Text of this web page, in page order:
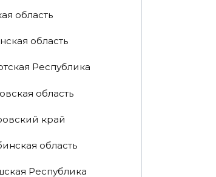
область
область
Республика
область
край
область
Республика